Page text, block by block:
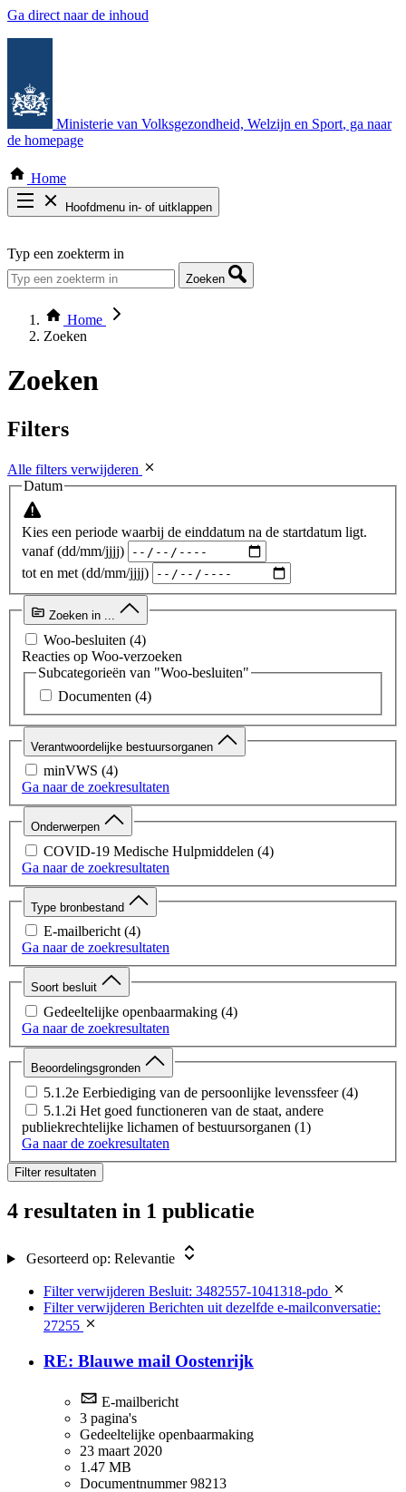
Ga direct naar de inhoud
Ministerie van Volksgezondheid, Welzijn en Sport, ga naar
de homepage
Home
Hoofdmenu in- of uitklappen
Thema COVID-19
Bekijk per bestuursorgaan
Typ een zoekterm in
Zoeken
Home
Zoeken
Zoeken
Filters
Alle filters verwijderen
Datum
Kies een periode waarbij de einddatum na de startdatum ligt.
vanaf (dd/mm/jjjj)
tot en met (dd/mm/jjjj)
Zoeken in ...
Woo-besluiten (4)
Reacties op Woo-verzoeken
Subcategorieën van "Woo-besluiten"
Documenten (4)
Verantwoordelijke bestuursorganen
minVWS (4)
Ga naar de zoekresultaten
Onderwerpen
COVID-19 Medische Hulpmiddelen (4)
Ga naar de zoekresultaten
Type bronbestand
E-mailbericht (4)
Ga naar de zoekresultaten
Soort besluit
Gedeeltelijke openbaarmaking (4)
Ga naar de zoekresultaten
Beoordelingsgronden
5.1.2e Eerbiediging van de persoonlijke levenssfeer (4)
5.1.2i Het goed functioneren van de staat, andere
publiekrechtelijke lichamen of bestuursorganen (1)
Ga naar de zoekresultaten
Filter resultaten
4 resultaten in 1 publicatie
Gesorteerd op: Relevantie
Filter verwijderen Besluit: 3482557-1041318-pdo
Filter verwijderen Berichten uit dezelfde e-mailconversatie:
27255
RE: Blauwe mail Oostenrijk
E-mailbericht
3 pagina's
Gedeeltelijke openbaarmaking
23 maart 2020
1.47 MB
Documentnummer 98213